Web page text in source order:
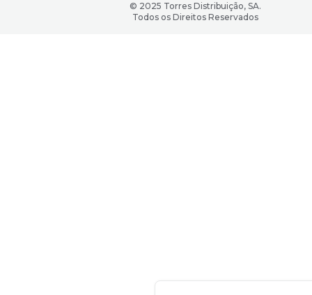
© 2025 Torres Distribuição, SA.
Todos os Direitos Reservados